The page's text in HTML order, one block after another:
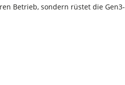
Betrieb, sondern rüstet die Gen3-